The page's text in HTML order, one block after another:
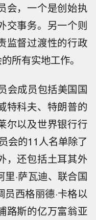
会，一个是创始执
交事务。另一个则
监督过渡性的行政
所有实地工作。
会成员包括美国国
特科夫、特朗普的
尔以及世界银行行
会的11人名单除了
，还包括土耳其外
·萨瓦迪、联合国
西格丽德·卡格以
路斯的亿万富翁亚